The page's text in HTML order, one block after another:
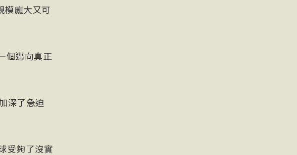
模龐大又可
個邁向真正
深了急迫
受夠了沒實